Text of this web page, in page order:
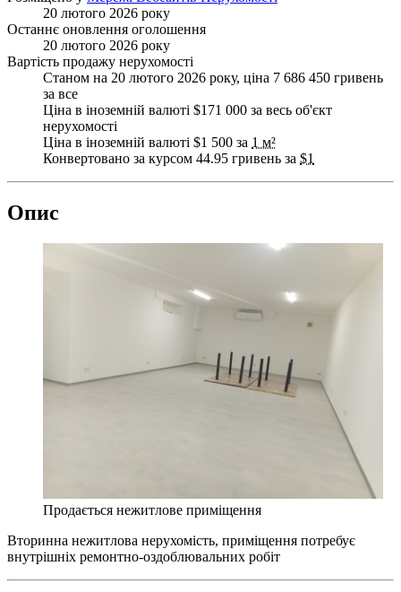
20 лютого 2026 року
Останнє оновлення оголошення
20 лютого 2026 року
Вартість продажу нерухомості
Станом на 20 лютого 2026 року, ціна 7 686 450 гривень
за все
Ціна в іноземній валюті $171 000 за весь об'єкт
нерухомості
Ціна в іноземній валюті $1 500 за 1 м²
Конвертовано за курсом 44.95 гривень за $1
Опис
Продається нежитлове приміщення
Вторинна нежитлова нерухомість, приміщення потребує
внутрішніх ремонтно-оздоблювальних робіт